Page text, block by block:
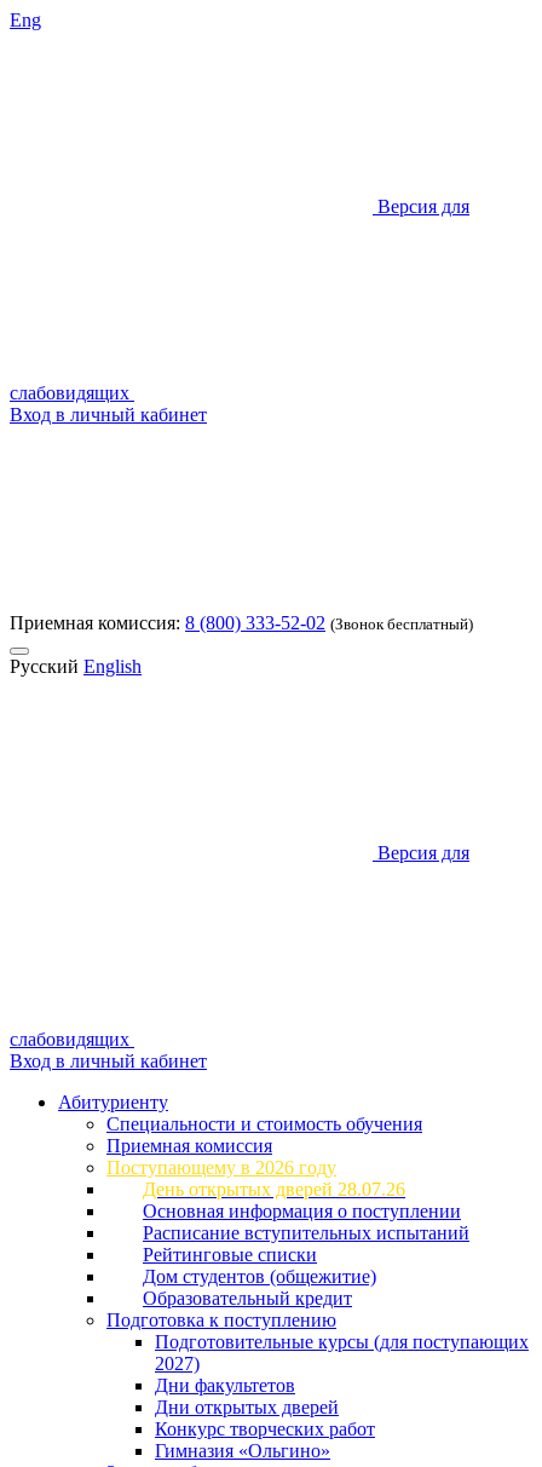
Eng
Версия для
слабовидящих
Вход в личный кабинет
Приемная комиссия: 8 (800) 333-52-02 (Звонок бесплатный)
Русский English
Версия для
слабовидящих
Вход в личный кабинет
Абитуриенту
Специальности и стоимость обучения
Приемная комиссия
Поступающему в 2026 году
День открытых дверей 28.07.26
Основная информация о поступлении
Расписание вступительных испытаний
Рейтинговые списки
Дом студентов (общежитие)
Образовательный кредит
Подготовка к поступлению
Подготовительные курсы (для поступающих
2027)
Дни факультетов
Дни открытых дверей
Конкурс творческих работ
Гимназия «Ольгино»